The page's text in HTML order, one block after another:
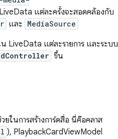
แต่ละครั้งจะสอดคล้องกับ
และ MediaSource
LiveData แต่ละรายการ และระบบ
ขึ้น
ยในการสร้างการ์ดสื่อ นี่คือคลาส
), PlaybackCardViewModel